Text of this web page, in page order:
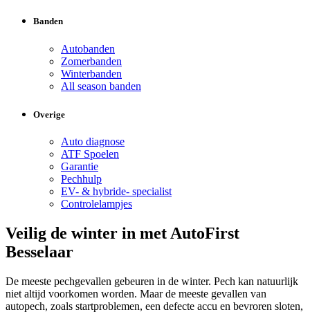
Banden
Autobanden
Zomerbanden
Winterbanden
All season banden
Overige
Auto diagnose
ATF Spoelen
Garantie
Pechhulp
EV- & hybride- specialist
Controlelampjes
Veilig de winter in met AutoFirst
Besselaar
De meeste pechgevallen gebeuren in de winter. Pech kan natuurlijk
niet altijd voorkomen worden. Maar de meeste gevallen van
autopech, zoals startproblemen, een defecte accu en bevroren sloten,